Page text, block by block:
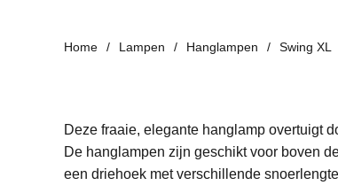
Home Lampen Hanglampen Swing XL
Deze fraaie, elegante hanglamp overtuigt
De hanglampen zijn geschikt voor boven
een driehoek met verschillende